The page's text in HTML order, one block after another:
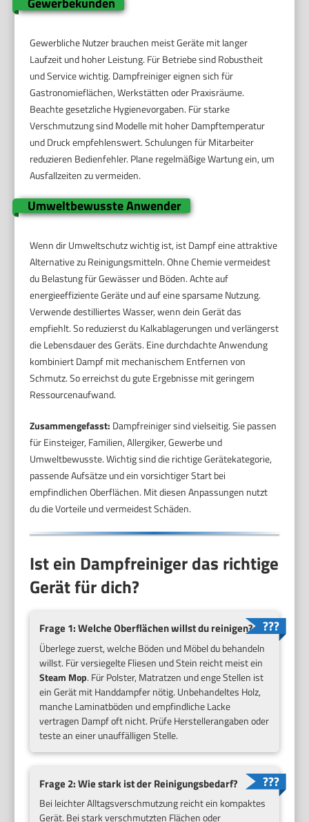
Gewerbliche Nutzer brauchen meist Geräte mit langer
Laufzeit und hoher Leistung. Für Betriebe sind Robustheit
und Service wichtig. Dampfreiniger eignen sich für
Gastronomieflächen, Werkstätten oder Praxisräume.
Beachte gesetzliche Hygienevorgaben. Für starke
Verschmutzung sind Modelle mit hoher Dampftemperatur
und Druck empfehlenswert. Schulungen für Mitarbeiter
reduzieren Bedienfehler. Plane regelmäßige Wartung ein, um
Ausfallzeiten zu vermeiden.
Umweltbewusste Anwender
Wenn dir Umweltschutz wichtig ist, ist Dampf eine attraktive
Alternative zu Reinigungsmitteln. Ohne Chemie vermeidest
du Belastung für Gewässer und Böden. Achte auf
energieeffiziente Geräte und auf eine sparsame Nutzung.
Verwende destilliertes Wasser, wenn dein Gerät das
empfiehlt. So reduzierst du Kalkablagerungen und verlängerst
die Lebensdauer des Geräts. Eine durchdachte Anwendung
kombiniert Dampf mit mechanischem Entfernen von
Schmutz. So erreichst du gute Ergebnisse mit geringem
Ressourcenaufwand.
Zusammengefasst: Dampfreiniger sind vielseitig. Sie passen
für Einsteiger, Familien, Allergiker, Gewerbe und
Umweltbewusste. Wichtig sind die richtige Gerätekategorie,
passende Aufsätze und ein vorsichtiger Start bei
empfindlichen Oberflächen. Mit diesen Anpassungen nutzt
du die Vorteile und vermeidest Schäden.
Ist ein Dampfreiniger das richtige
Gerät für dich?
Frage 1: Welche Oberflächen willst du reinigen?
Überlege zuerst, welche Böden und Möbel du behandeln
willst. Für versiegelte Fliesen und Stein reicht meist ein
Steam Mop. Für Polster, Matratzen und enge Stellen ist
ein Gerät mit Handdampfer nötig. Unbehandeltes Holz,
manche Laminatböden und empfindliche Lacke
vertragen Dampf oft nicht. Prüfe Herstellerangaben oder
teste an einer unauffälligen Stelle.
Frage 2: Wie stark ist der Reinigungsbedarf?
Bei leichter Alltagsverschmutzung reicht ein kompaktes
Gerät. Bei stark verschmutzten Flächen oder